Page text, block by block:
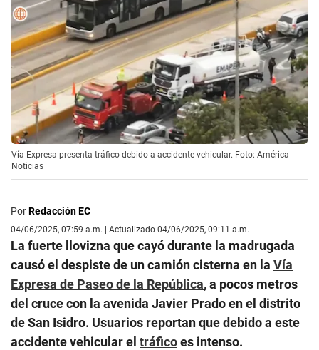
Vía Expresa presenta tráfico debido a accidente vehicular. Foto: América
Noticias
PorRedacción EC
04/06/2025, 07:59 a.m. | Actualizado 04/06/2025, 09:11 a.m.
La fuerte llovizna que cayó durante la madrugada
causó el despiste de un camión cisterna en la Vía
Expresa de Paseo de la República, a pocos metros
del cruce con la avenida Javier Prado en el distrito
de San Isidro. Usuarios reportan que debido a este
accidente vehicular el tráficoes intenso.